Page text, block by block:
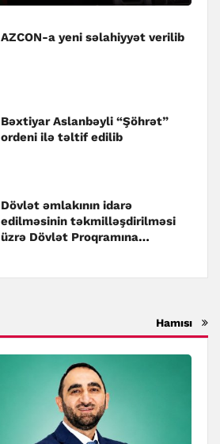
AZCON-a yeni səlahiyyət verilib
Bəxtiyar Aslanbəyli “Şöhrət”
ordeni ilə təltif edilib
Dövlət əmlakının idarə
edilməsinin təkmilləşdirilməsi
üzrə Dövlət Proqramına
Hamısı